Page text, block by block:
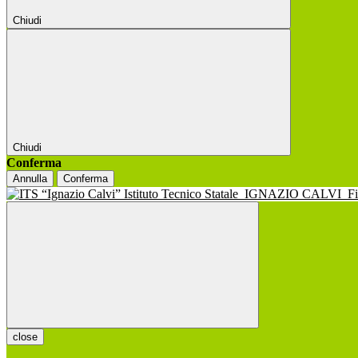
Chiudi
Chiudi
Conferma
Annulla Conferma
Istituto Tecnico Statale IGNAZIO CALVI
close